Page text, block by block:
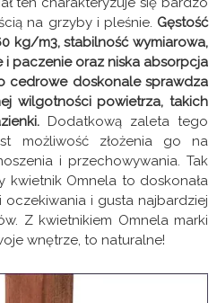
na grzyby i pleśnie. Gęstość
kg/m3, stabilność wymiarowa,
paczenie oraz niska absorpcja
cedrowe doskonale sprawdza
wilgotności powietrza, takich
Dodatkową zaleta tego
możliwość złożenia go na
i przechowywania. Tak
kwietnik Omnela to doskonała
i gusta najbardziej
Z kwietnikiem Omnela marki
wnętrze, to naturalne!